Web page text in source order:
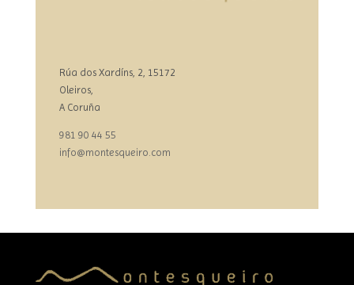
Rúa dos Xardíns, 2, 15172
Oleiros,
A Coruña
981 90 44 55
info@montesqueiro.com